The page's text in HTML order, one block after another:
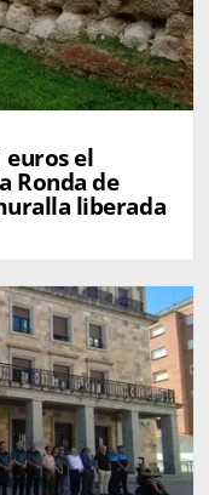
euros el
Ronda de
liberada